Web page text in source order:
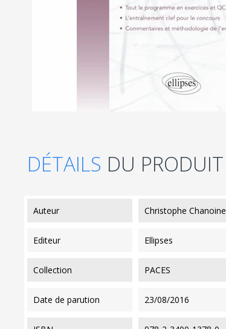
DÉTAILS DU PRODUIT
auteur Christophe Chanoine
editeur Ellipses
collection PACES
date de parution 23/08/2016